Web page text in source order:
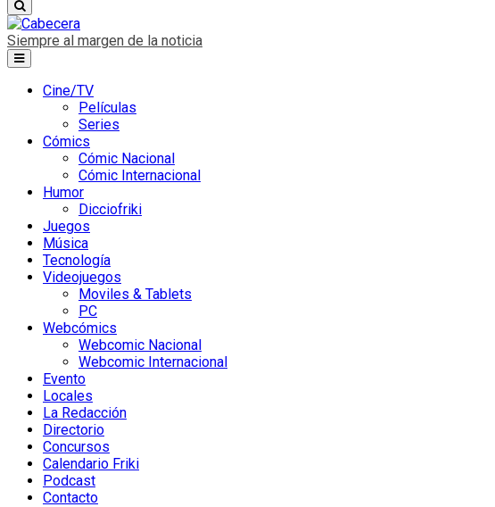
Siempre al margen de la noticia
Cine/TV
Películas
Series
Cómics
Cómic Nacional
Cómic Internacional
Humor
Dicciofriki
Juegos
Música
Tecnología
Videojuegos
Moviles & Tablets
PC
Webcómics
Webcomic Nacional
Webcomic Internacional
Evento
Locales
La Redacción
Directorio
Concursos
Calendario Friki
Podcast
Contacto